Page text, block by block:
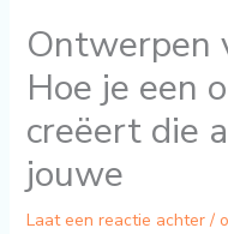
Ontwerpen
Hoe je een
creëert die
jouwe
Laat een reactie achter /